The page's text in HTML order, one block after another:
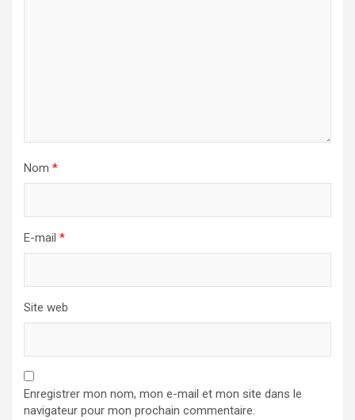
Nom *
E-mail *
Site web
Enregistrer mon nom, mon e-mail et mon site dans le
navigateur pour mon prochain commentaire.